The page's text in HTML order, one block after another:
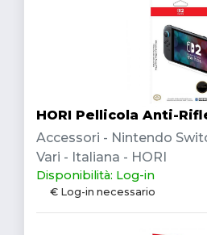
HORI Pellicola Anti-
Accessori - Nintendo
Vari - Italiana - HORI
Disponibilità: Log-in
€ Log-in necessario